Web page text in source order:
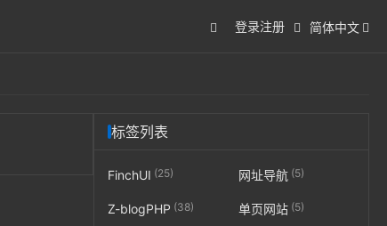
登录注册 简体中文
标签列表
FinchUI (25) 网址导航(5)
Z-blogPHP (38) 单页网站(5)